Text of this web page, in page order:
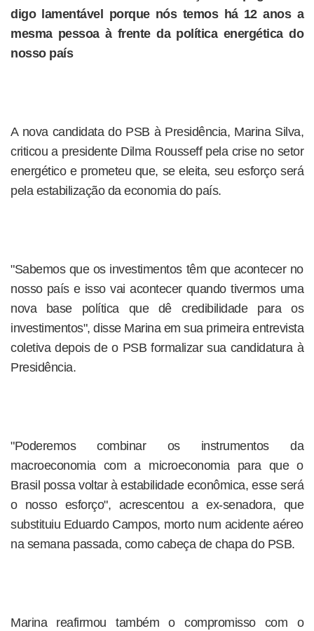
digo lamentável porque nós temos há 12 anos a
mesma pessoa à frente da política energética do
nosso país
A nova candidata do PSB à Presidência, Marina Silva,
criticou a presidente Dilma Rousseff pela crise no setor
energético e prometeu que, se eleita, seu esforço será
pela estabilização da economia do país.
"Sabemos que os investimentos têm que acontecer no
nosso país e isso vai acontecer quando tivermos uma
nova base política que dê credibilidade para os
investimentos", disse Marina em sua primeira entrevista
coletiva depois de o PSB formalizar sua candidatura à
Presidência.
"Poderemos combinar os instrumentos da
macroeconomia com a microeconomia para que o
Brasil possa voltar à estabilidade econômica, esse será
o nosso esforço", acrescentou a ex-senadora, que
substituiu Eduardo Campos, morto num acidente aéreo
na semana passada, como cabeça de chapa do PSB.
Marina reafirmou também o compromisso com o